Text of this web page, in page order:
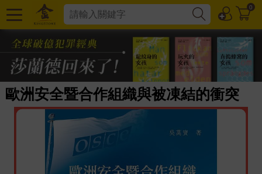
0
歐洲安全暨合作組織與被凍結的衝突